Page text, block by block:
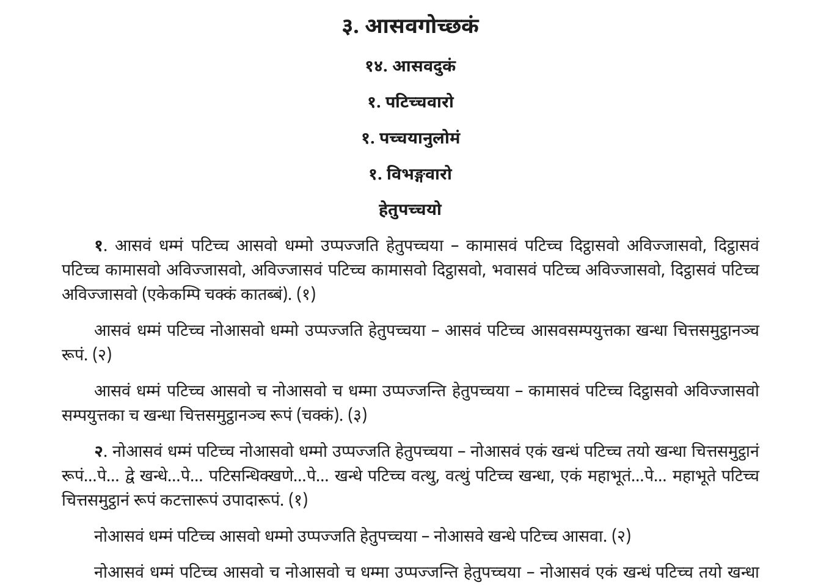
३. आसवगोच्छकं
१४. आसवदुकं
१. पटिच्चवारो
१. पच्चयानुलोमं
१. विभङ्गवारो
हेतुपच्चयो
१. आसवं धम्मं पटिच्च आसवो धम्मो उप्पज्जति हेतुपच्चया – कामासवं पटिच्च दिट्ठासवो अविज्जासवो, दिट्ठासवं
पटिच्च कामासवो अविज्जासवो, अविज्जासवं पटिच्च कामासवो दिट्ठासवो, भवासवं पटिच्च अविज्जासवो, दिट्ठासवं पटिच्च
अविज्जासवो (एकेकम्पि चक्कं कातब्बं). (१)
आसवं धम्मं पटिच्च नोआसवो धम्मो उप्पज्जति हेतुपच्चया – आसवं पटिच्च आसवसम्पयुत्तका खन्धा चित्तसमुट्ठानञ्च
रूपं. (२)
आसवं धम्मं पटिच्च आसवो च नोआसवो च धम्मा उप्पज्जन्ति हेतुपच्चया – कामासवं पटिच्च दिट्ठासवो अविज्जासवो
सम्पयुत्तका च खन्धा चित्तसमुट्ठानञ्च रूपं (चक्कं). (३)
२. नोआसवं धम्मं पटिच्च नोआसवो धम्मो उप्पज्जति हेतुपच्चया – नोआसवं एकं खन्धं पटिच्च तयो खन्धा चित्तसमुट्ठानं
रूपं…पे… द्वे खन्धे…पे… पटिसन्धिक्खणे…पे… खन्धे पटिच्च वत्थु, वत्थुं पटिच्च खन्धा, एकं महाभूतं…पे… महाभूते पटिच्च
चित्तसमुट्ठानं रूपं कटत्तारूपं उपादारूपं. (१)
नोआसवं धम्मं पटिच्च आसवो धम्मो उप्पज्जति हेतुपच्चया – नोआसवे खन्धे पटिच्च आसवा. (२)
नोआसवं धम्मं पटिच्च आसवो च नोआसवो च धम्मा उप्पज्जन्ति हेतुपच्चया – नोआसवं एकं खन्धं पटिच्च तयो खन्धा